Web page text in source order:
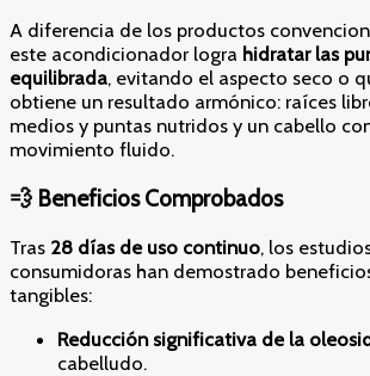
A diferencia de los productos
este acondicionador logra hidratar las
equilibrada, evitando el aspecto seco o
obtiene un resultado armónico: raíces
medios y puntas nutridos y un cabello
movimiento fluido.
💨 Beneficios Comprobados
Tras 28 días de uso continuo, los
consumidoras han demostrado
tangibles:
Reducción significativa de la
cabelludo.